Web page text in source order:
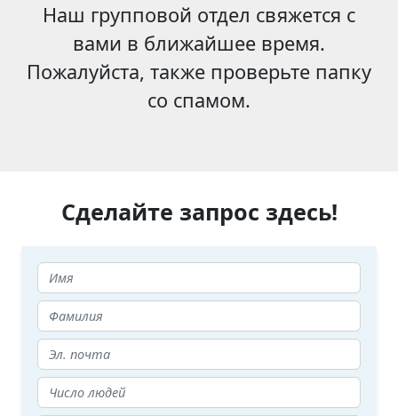
Наш групповой отдел свяжется с
вами в ближайшее время.
Пожалуйста, также проверьте папку
со спамом.
Сделайте запрос здесь!